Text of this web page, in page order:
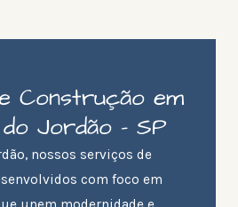
Construção em
Jordão - SP
nossos serviços de
com foco em